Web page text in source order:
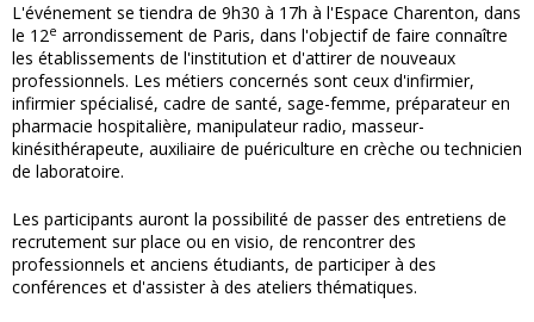
L'événement se tiendra de 9h30 à 17h à l'Espace Charenton, dans
le 12e arrondissement de Paris, dans l'objectif de faire connaître
les établissements de l'institution et d'attirer de nouveaux
professionnels. Les métiers concernés sont ceux d'infirmier,
infirmier spécialisé, cadre de santé, sage-femme, préparateur en
pharmacie hospitalière, manipulateur radio, masseur-
kinésithérapeute, auxiliaire de puériculture en crèche ou technicien
de laboratoire.
Les participants auront la possibilité de passer des entretiens de
recrutement sur place ou en visio, de rencontrer des
professionnels et anciens étudiants, de participer à des
conférences et d'assister à des ateliers thématiques.